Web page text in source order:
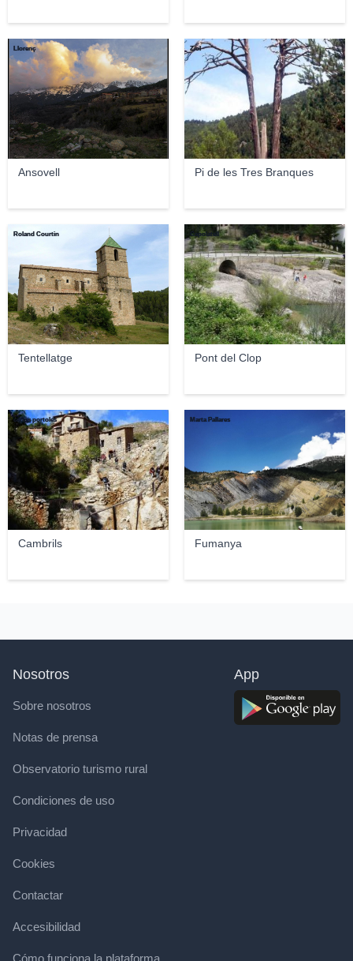
Ansovell
Llorenç
Pi de les Tres Branques
Ziol
Tentellatge
Roland Courtin
Pont del Clop
Capolatell
Cambrils
carlos portoles
Fumanya
Marta Pallares
Nosotros
Sobre nosotros
Notas de prensa
Observatorio turismo rural
Condiciones de uso
Privacidad
Cookies
Contactar
Accesibilidad
Cómo funciona la plataforma
App